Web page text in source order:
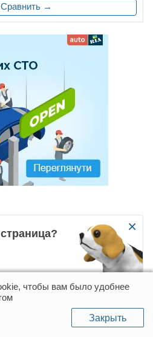
чтобы вам было удобнее
Закрыть
Сравнить →
×